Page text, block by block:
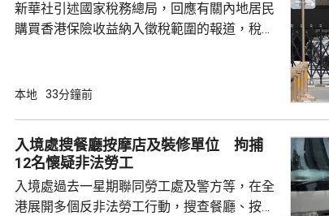
新華社引述國家稅務總局，回應有關內地居民
購買香港保險收益納入徵稅範圍的報道，稅務
行納稅義務，境外保險收益也屬於應納稅所得
從境外取得，包括保險收益在內，應依法繳納
個人所得稅，是國際通行做法，亦是中國個人
所得稅法實施以來，一直堅持的基本原則...
本地 33分鐘前
入境處搜餐廳按摩店及裝修單位 拘捕
12名懷疑非法勞工
入境處過去一星期聯同勞工處及警方等，在全
港展開多個反非法勞工行動，搜查餐廳、按摩